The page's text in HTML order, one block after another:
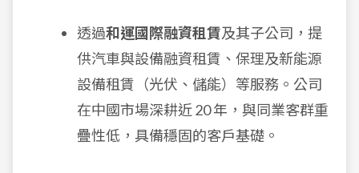
透過和運國際融資租賃及其子公司，提
供汽車與設備融資租賃、保理及新能源
設備租賃（光伏、儲能）等服務。公司
在中國市場深耕近 20 年，與同業客群重
疊性低，具備穩固的客戶基礎。